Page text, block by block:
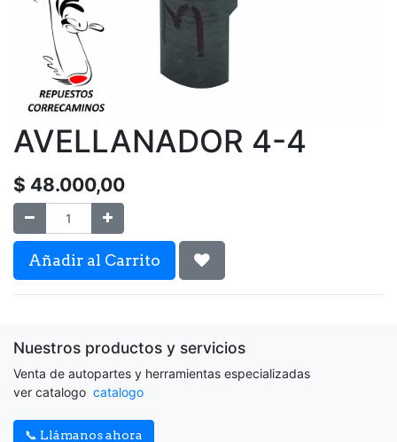
AVELLANADOR 4-4
$ 48.000,00
Añadir al Carrito
Nuestros productos y servicios
Venta de autopartes y herramientas especializadas
ver catalogo catalogo
📞 Llámanos ahora